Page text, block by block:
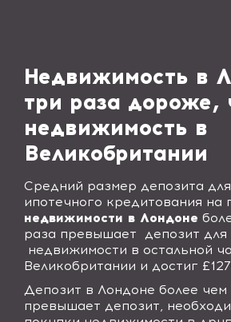
Недвижимость в
три раза дороже,
недвижимость в
Великобритании
Средний размер депозита
ипотечного кредитования на
недвижимости в Лондоне
раза превышает депозит для
недвижимости в остальной
Великобритании и достиг
Депозит в Лондоне более чем
превышает депозит,